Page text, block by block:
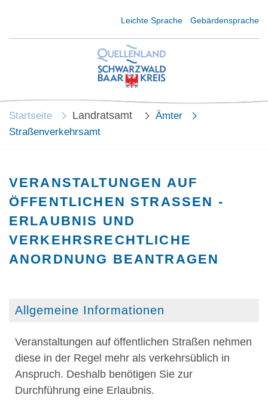
Leichte Sprache Gebärdensprache
Startseite Landratsamt
Ämter
Straßenverkehrsamt
VERANSTALTUNGEN AUF
ÖFFENTLICHEN STRASSEN - E
RLAUBNIS UND V
ERKEHRSRECHTLICHE A
NORDNUNG BEANTRAGEN
Allgemeine Informationen
Veranstaltungen auf öffentlichen Straßen nehmen
diese in der Regel mehr als verkehrsüblich in
Anspruch. Deshalb benötigen Sie zur
Durchführung eine Erlaubnis.